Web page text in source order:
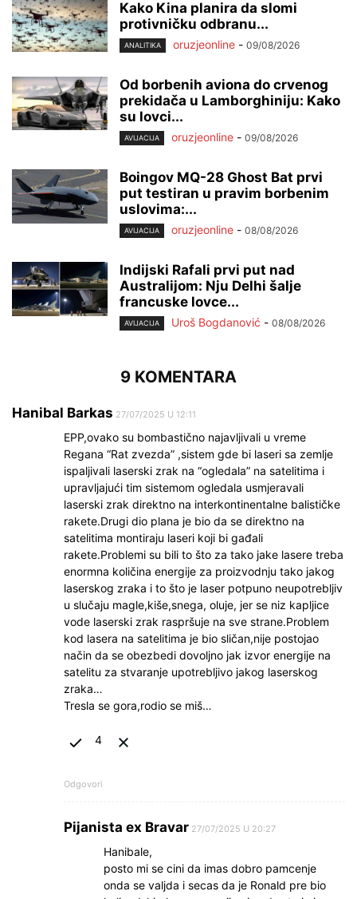
Kako Kina planira da slomi
protivničku odbranu...
ANALITIKA oruzjeonline - 09/08/2026
Od borbenih aviona do crvenog
prekidača u Lamborghiniju: Kako
su lovci...
AVIJACIJA oruzjeonline - 09/08/2026
Boingov MQ-28 Ghost Bat prvi
put testiran u pravim borbenim
uslovima:...
AVIJACIJA oruzjeonline - 08/08/2026
Indijski Rafali prvi put nad
Australijom: Nju Delhi šalje
francuske lovce...
AVIJACIJA Uroš Bogdanović - 08/08/2026
9 KOMENTARA
Hanibal Barkas 27/07/2025 U 12:11
EPP,ovako su bombastično najavljivali u vreme
Regana “Rat zvezda” ,sistem gde bi laseri sa zemlje
ispaljivali laserski zrak na “ogledala” na satelitima i
upravljajući tim sistemom ogledala usmjeravali
laserski zrak direktno na interkontinentalne balističke
rakete.Drugi dio plana je bio da se direktno na
satelitima montiraju laseri koji bi gađali
rakete.Problemi su bili to što za tako jake lasere treba
enormna količina energije za proizvodnju tako jakog
laserskog zraka i to što je laser potpuno neupotrebljiv
u slučaju magle,kiše,snega, oluje, jer se niz kapljice
vode laserski zrak raspršuje na sve strane.Problem
kod lasera na satelitima je bio sličan,nije postojao
način da se obezbedi dovoljno jak izvor energije na
satelitu za stvaranje upotrebljivo jakog laserskog
zraka…
Tresla se gora,rodio se miš…
4
Odgovori
Pijanista ex Bravar 27/07/2025 U 20:27
Hanibale,
posto mi se cini da imas dobro pamcenje
onda se valjda i secas da je Ronald pre bio